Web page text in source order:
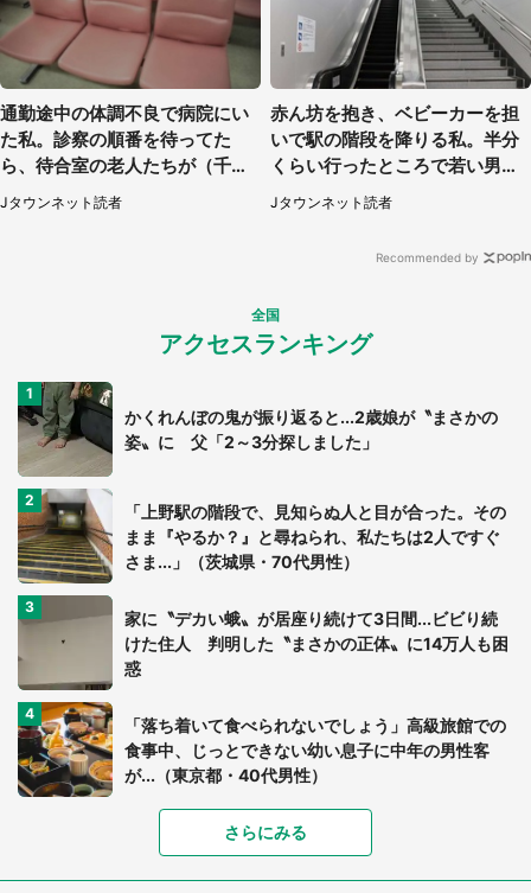
通勤途中の体調不良で病院にい
た私。診察の順番を待ってた
ら、待合室の老人たちが（千葉
県・50代男性）
Jタウンネット読者
赤ん坊を抱き、ベビーカーを担
いで駅の階段を降りる私。半分
くらい行ったところで若い男性
が...（埼玉県・50代女性）
Jタウンネット読者
Recommended by
全国
アクセスランキング
かくれんぼの鬼が振り返ると...2歳娘が〝まさかの
姿〟に 父「2～3分探しました」
「上野駅の階段で、見知らぬ人と目が合った。その
まま『やるか？』と尋ねられ、私たちは2人ですぐ
さま...」（茨城県・70代男性）
家に〝デカい蛾〟が居座り続けて3日間...ビビり続
けた住人 判明した〝まさかの正体〟に14万人も困
惑
「落ち着いて食べられないでしょう」高級旅館での
食事中、じっとできない幼い息子に中年の男性客
が...（東京都・40代男性）
「富豪すぎ」1歳息子の〝店頭駄々こね〟の内容に1.
7万人驚がく 「お菓子売り場ならまだしも...」「ハ
ードル高い」
さらにみる